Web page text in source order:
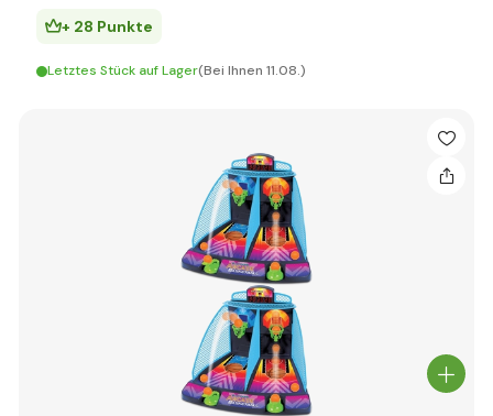
+ 28 Punkte
Letztes Stück auf Lager(Bei Ihnen 11.08.)